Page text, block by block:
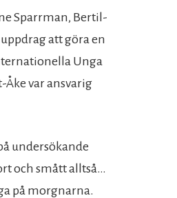
Sparrman, Bertil-
att göra en
Unga
var ansvarig
undersökande
och smått alltså…
på morgnarna.